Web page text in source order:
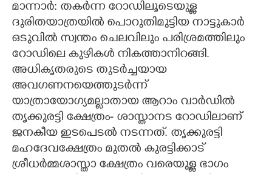
CARTOONS
LITERATURE
ZOOM
CONTACT US
​മാന്നാർ: തകർന്ന റോഡിലൂടെയുള്ള
ദുരിതയാത്രയിൽ പൊറുതിമുട്ടിയ നാട്ടുകാർ
ഒടുവിൽ സ്വന്തം ചെലവിലും പരിശ്രമത്തിലും
റോഡിലെ കുഴികൾ നികത്താനിറങ്ങി.
അധികൃതരുടെ തുടർച്ചയായ
അവഗണനയെത്തുടർന്ന്
യാത്രായോഗ്യമല്ലാതായ ആറാം വാർഡിൽ
തൃക്കുരട്ടി ക്ഷേത്രം- ശാസ്താനട റോഡിലാണ്
ജനകീയ ഇടപെടൽ നടന്നത്. തൃക്കുരട്ടി
മഹദേവക്ഷേത്രം മുതൽ കുരട്ടിക്കാട്
ശ്രീധർമ്മശാസ്താ ക്ഷേത്രം വരെയുള്ള ഭാഗം